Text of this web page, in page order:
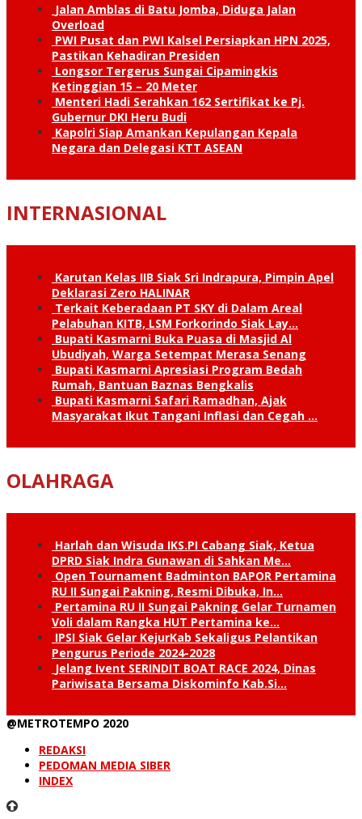
Jalan Amblas di Batu Jomba, Diduga Jalan
Overload
PWI Pusat dan PWI Kalsel Persiapkan HPN 2025,
Pastikan Kehadiran Presiden
Longsor Tergerus Sungai Cipamingkis
Ketinggian 15 – 20 Meter
Menteri Hadi Serahkan 162 Sertifikat ke Pj.
Gubernur DKI Heru Budi
Kapolri Siap Amankan Kepulangan Kepala
Negara dan Delegasi KTT ASEAN
INTERNASIONAL
Karutan Kelas IIB Siak Sri Indrapura, Pimpin Apel
Deklarasi Zero HALINAR
Terkait Keberadaan PT SKY di Dalam Areal
Pelabuhan KITB, LSM Forkorindo Siak Lay…
Bupati Kasmarni Buka Puasa di Masjid Al
Ubudiyah, Warga Setempat Merasa Senang
Bupati Kasmarni Apresiasi Program Bedah
Rumah, Bantuan Baznas Bengkalis
Bupati Kasmarni Safari Ramadhan, Ajak
Masyarakat Ikut Tangani Inflasi dan Cegah …
OLAHRAGA
Harlah dan Wisuda IKS.PI Cabang Siak, Ketua
DPRD Siak Indra Gunawan di Sahkan Me…
Open Tournament Badminton BAPOR Pertamina
RU II Sungai Pakning, Resmi Dibuka, In…
Pertamina RU II Sungai Pakning Gelar Turnamen
Voli dalam Rangka HUT Pertamina ke…
IPSI Siak Gelar KejurKab Sekaligus Pelantikan
Pengurus Periode 2024-2028
Jelang Ivent SERINDIT BOAT RACE 2024, Dinas
Pariwisata Bersama Diskominfo Kab.Si…
@METROTEMPO 2020
REDAKSI
PEDOMAN MEDIA SIBER
INDEX